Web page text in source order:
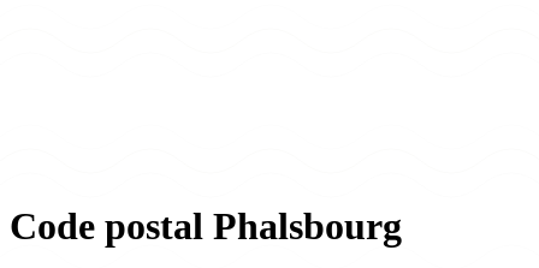
Code postal Phalsbourg